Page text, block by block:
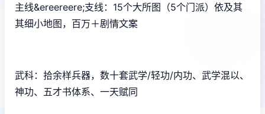
主线&ereereere;支线：15个大所图（5个门派）依及其
其细小地图，百万＋剧情文案
武科：拾余样兵器，数十套武学/轻功/内功、武学混以、
神功、五才书体系、一天赋同